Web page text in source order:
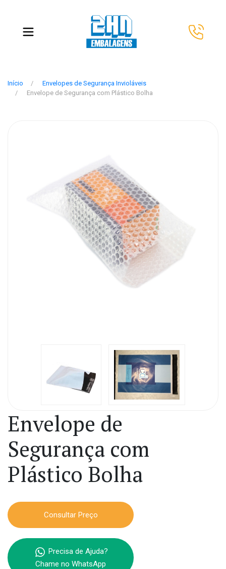
Início
Envelopes de Segurança Invioláveis
Envelope de Segurança com Plástico Bolha
Envelope de
Segurança com
Plástico Bolha
Consultar Preço
Precisa de Ajuda?
Chame no WhatsApp